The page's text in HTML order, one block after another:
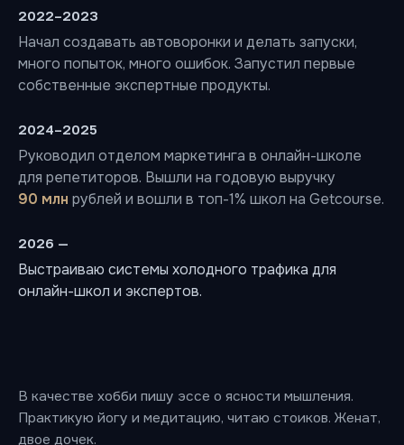
2022–2023
Начал создавать автоворонки и делать запуски,
много попыток, много ошибок. Запустил первые
собственные экспертные продукты.
2024–2025
Руководил отделом маркетинга в онлайн-школе
для репетиторов. Вышли на годовую выручку
90 млн рублей и вошли в топ-1% школ на Getcourse.
2026 —
Выстраиваю системы холодного трафика для
онлайн-школ и экспертов.
В качестве хобби пишу эссе о ясности мышления.
Практикую йогу и медитацию, читаю стоиков. Женат,
двое дочек.